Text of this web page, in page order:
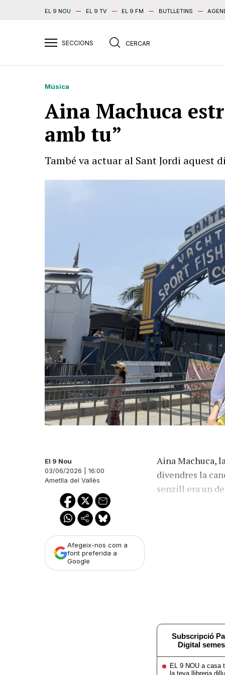
EL 9 NOU EL 9 TV EL 9 FM BUTLLETINS
Música
Aina Machuca
amb tu”
També va actuar al Sant Jordi aquest
El 9 Nou
03/06/2026 | 16:00
Ametlla del Vallès
Afegeix-nos com a
font preferida a
Google
Aina Machuca,
divendres la
senzill era un